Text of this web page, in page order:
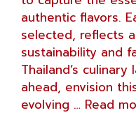
authentic flavors.
selected, reflects
sustainability and
Thailand’s
ahead, envision
evolving … Read